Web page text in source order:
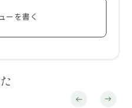
ーを書く